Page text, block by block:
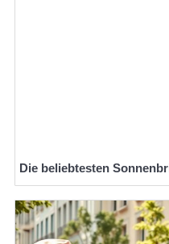
Die beliebtesten